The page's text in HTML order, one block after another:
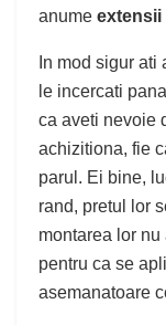
anume extensii
In mod sigur
le incercati
ca aveti nevoie
achizitiona, fie
parul. Ei bine,
rand, pretul lor
montarea lor
pentru ca se
asemanatoare